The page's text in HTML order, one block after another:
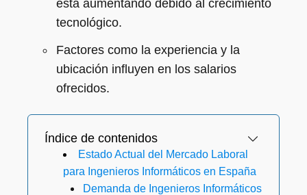
está aumentando debido al crecimiento
tecnológico.
Factores como la experiencia y la
ubicación influyen en los salarios
ofrecidos.
Índice de contenidos
Estado Actual del Mercado Laboral
para Ingenieros Informáticos en España
Demanda de Ingenieros Informáticos